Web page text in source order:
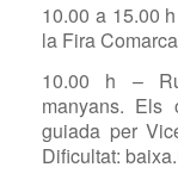
10.00 a 15.00
la Fira
10.00 h –
manyans. Els
guiada per
Diﬁcultat: